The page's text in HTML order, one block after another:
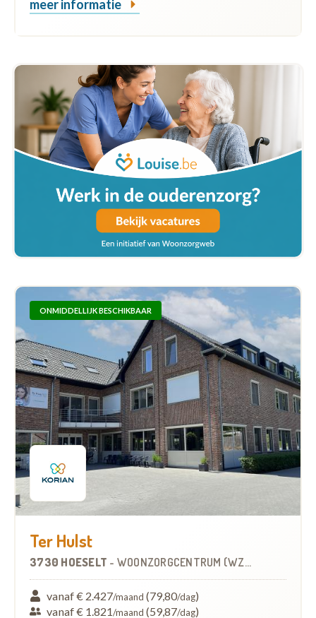
meer informatie
ONMIDDELLIJK BESCHIKBAAR
Ter Hulst
3730 HOESELT - WOONZORGCENTRUM (WZC)
vanaf € 2.427/maand (79,80/dag)
vanaf € 1.821/maand (59,87/dag)